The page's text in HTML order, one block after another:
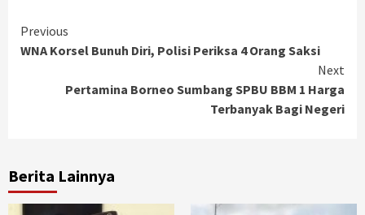
Continue
Reading
Previous
WNA Korsel Bunuh Diri, Polisi Periksa 4 Orang Saksi
Next
Pertamina Borneo Sumbang SPBU BBM 1 Harga
Terbanyak Bagi Negeri
Berita Lainnya